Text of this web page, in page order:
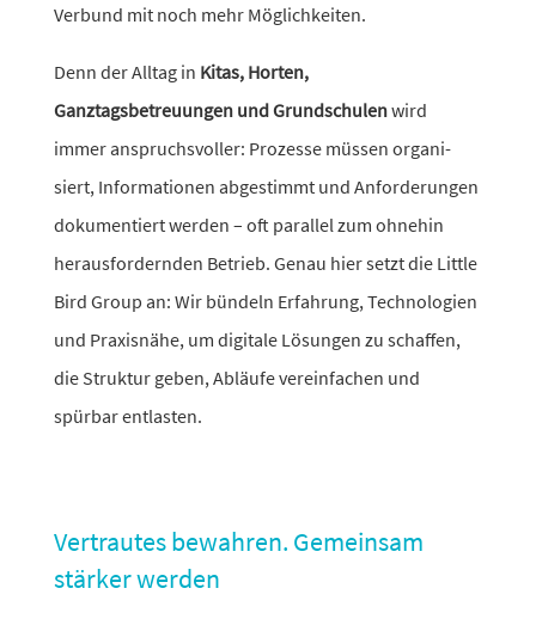
Verbund mit noch mehr Möglichkeiten.
Denn der Alltag in Kitas, Horten,
Ganztagsbetreuungen und Grundschulenwird
immer anspruchs­voller: Prozesse müssen orga­ni­
siert, Informationen abge­stimmt und Anforderungen
doku­men­tiert werden – oft parallel zum ohnehin
heraus­for­dernden Betrieb. Genau hier setzt die Little
Bird Group an: Wir bündeln Erfahrung, Technologien
und Praxisnähe, um digi­tale Lösungen zu schaffen,
die Struktur geben, Abläufe verein­fa­chen und
spürbar entlasten.
Vertrautes bewahren. Gemeinsam
stärker werden